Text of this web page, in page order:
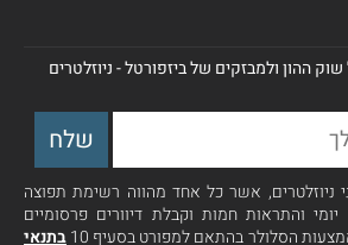
ההון ולמבזקים של ביזפורטל - ניוזלטרים
אשר כל אחד מהווה רשימת תפוצה
והתראות חמות וקבלת דיוורים פרסומיים
הסלולר בהתאם למפורט בסעיף 10
בתנאי